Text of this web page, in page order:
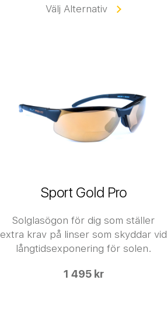
Välj Alternativ
Sport Gold Pro
Solglasögon för dig som ställer
extra krav på linser som skyddar vid
långtidsexponering för solen.
1 495 kr